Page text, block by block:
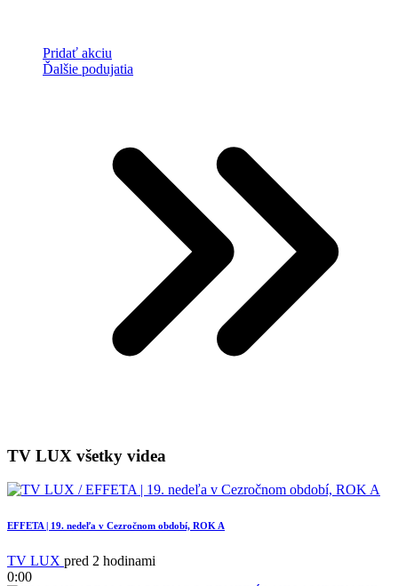
Pridať akciu
Ďalšie podujatia
TV LUX všetky videa
EFFETA | 19. nedeľa v Cezročnom období, ROK A
TV LUX pred 2 hodinami
0:00